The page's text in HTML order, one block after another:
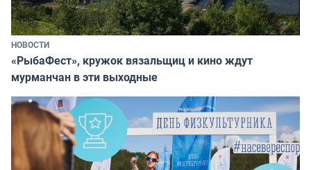
НОВОСТИ
«РыбаФест», кружок вязальщиц и кино ждут
мурманчан в эти выходные